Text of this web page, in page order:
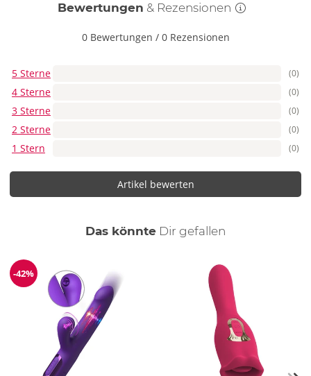
Bewertungen & Rezensionen
0 Bewertungen / 0 Rezensionen
5 Sterne (0)
4 Sterne (0)
3 Sterne (0)
2 Sterne (0)
1 Stern (0)
Artikel bewerten
Das könnte Dir auch
gefallen
Reduzierung
-42%